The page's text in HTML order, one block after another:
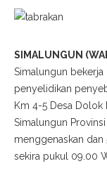
SIMALUNGUN
Simalungun bekerja
penyelidikan
Km 4-5 Desa Dolok
Simalungun
menggenaskan
sekira pukul 09.00